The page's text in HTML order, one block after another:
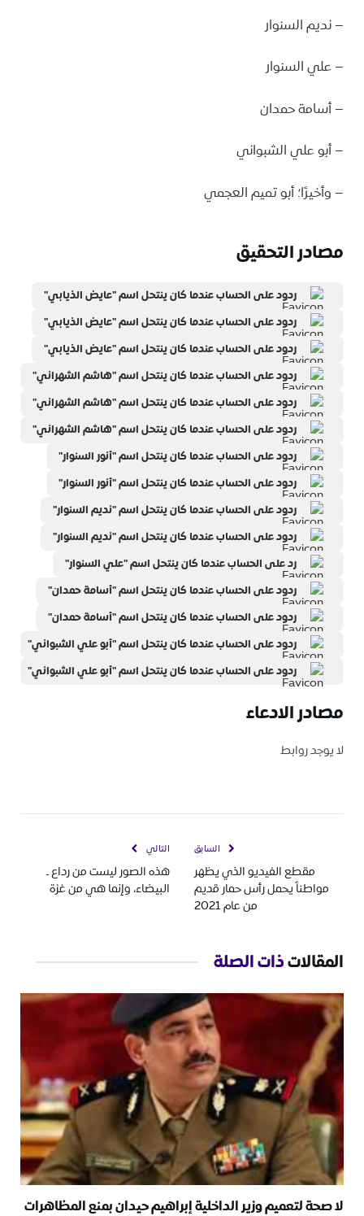
– نديم السنوار
– علي السنوار
– أسامة حمدان
– أبو علي الشبواني
– وأخيرًا؛ أبو تميم العجمي
مصادر التحقيق
ردود على الحساب عندما كان ينتحل اسم "عايض الذيابي"
ردود على الحساب عندما كان ينتحل اسم "عايض الذيابي"
ردود على الحساب عندما كان ينتحل اسم "عايض الذيابي"
ردود على الحساب عندما كان ينتحل اسم "هاشم الشهراني"
ردود على الحساب عندما كان ينتحل اسم "هاشم الشهراني"
ردود على الحساب عندما كان ينتحل اسم "هاشم الشهراني"
ردود على الحساب عندما كان ينتحل اسم "أنور السنوار"
ردود على الحساب عندما كان ينتحل اسم "أنور السنوار"
ردود على الحساب عندما كان ينتحل اسم "نديم السنوار"
ردود على الحساب عندما كان ينتحل اسم "نديم السنوار"
رد على الحساب عندما كان ينتحل اسم "علي السنوار"
ردود على الحساب عندما كان ينتحل اسم "أسامة حمدان"
ردود على الحساب عندما كان ينتحل اسم "أسامة حمدان"
ردود على الحساب عندما كان ينتحل اسم "أبو علي الشبواني"
ردود على الحساب عندما كان ينتحل اسم "أبو علي الشبواني"
مصادر الادعاء
لا يوجد روابط
السابق
مقطع الفيديو الذي يظهر
مواطناً يحمل رأس حمار قديم
من عام 2021
التالي
هذه الصور ليست من رداع ـ
البيضاء، وإنما هي من غزة
المقالاتذات الصلة
لا صحة لتعميم وزير الداخلية إبراهيم حيدان بمنع المظاهرات